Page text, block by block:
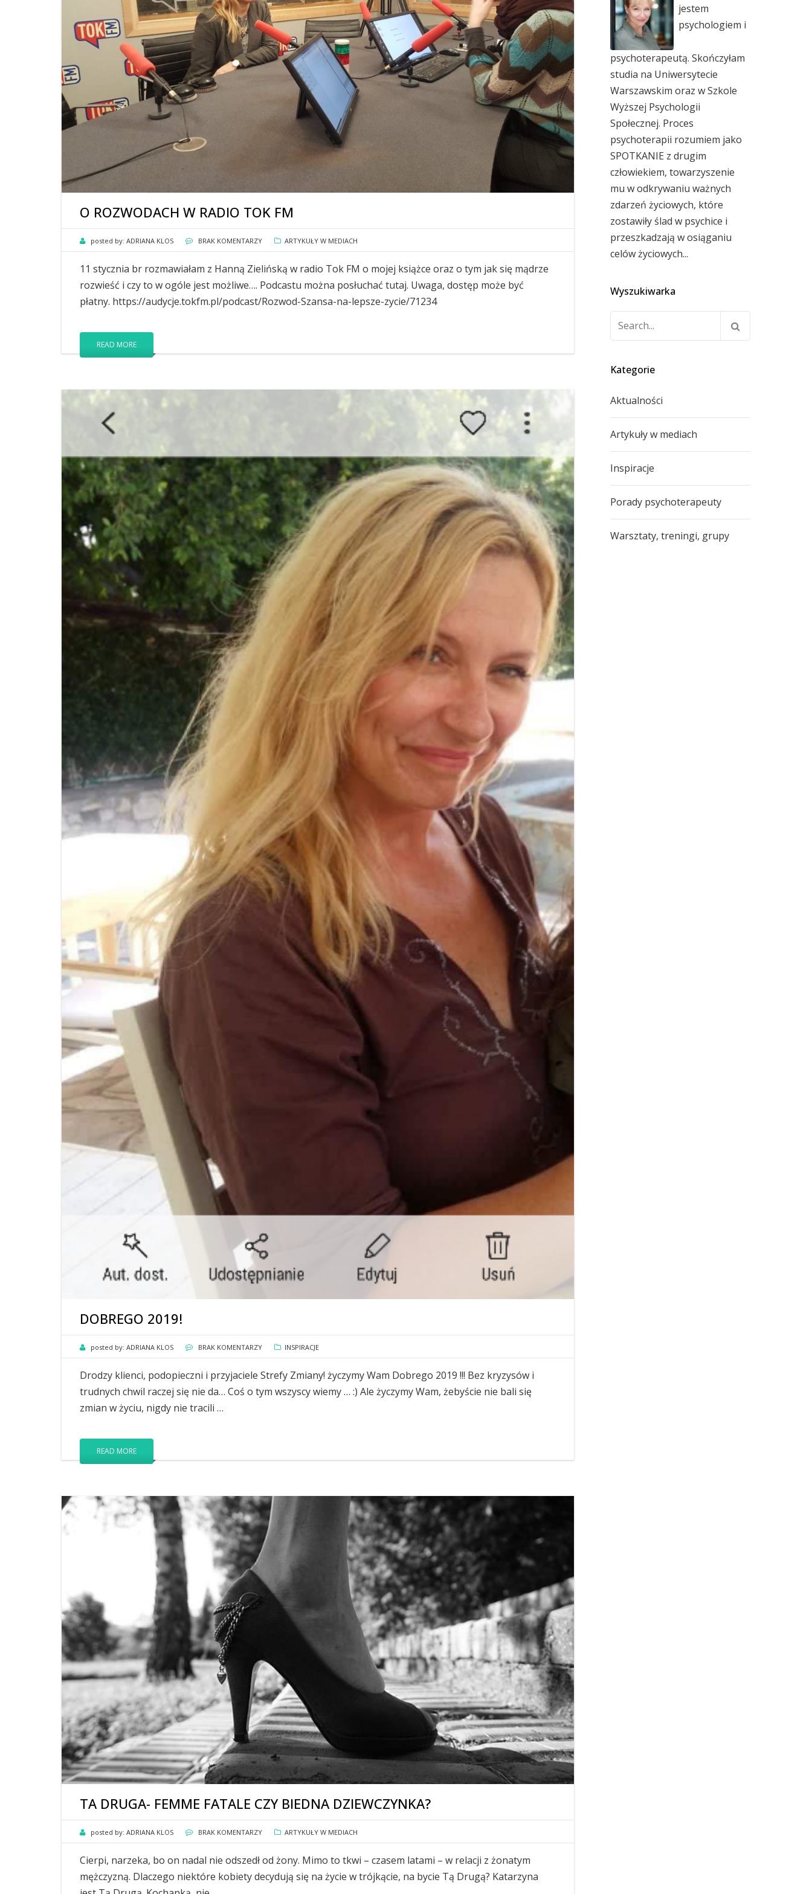
O ROZWODACH W RADIO TOK FM
posted by: ADRIANA KLOS BRAK KOMENTARZY ARTYKUŁY W MEDIACH
11 stycznia br rozmawiałam z Hanną Zielińską w radio Tok FM o mojej książce oraz o tym jak się mądrze
rozwieść i czy to w ogóle jest możliwe…. Podcastu można posłuchać tutaj. Uwaga, dostęp może być
płatny. https://audycje.tokfm.pl/podcast/Rozwod-Szansa-na-lepsze-zycie/71234
READ MORE
DOBREGO 2019!
posted by: ADRIANA KLOS BRAK KOMENTARZY INSPIRACJE
Drodzy klienci, podopieczni i przyjaciele Strefy Zmiany! życzymy Wam Dobrego 2019 !!! Bez kryzysów i
trudnych chwil raczej się nie da… Coś o tym wszyscy wiemy … :) Ale życzymy Wam, żebyście nie bali się
zmian w życiu, nigdy nie tracili …
READ MORE
TA DRUGA- FEMME FATALE CZY BIEDNA DZIEWCZYNKA?
posted by: ADRIANA KLOS BRAK KOMENTARZY ARTYKUŁY W MEDIACH
Cierpi, narzeka, bo on nadal nie odszedł od żony. Mimo to tkwi – czasem latami – w relacji z żonatym
mężczyzną. Dlaczego niektóre kobiety decydują się na życie w trójkącie, na bycie Tą Drugą? Katarzyna
jestem
psychologiem i
psychoterapeutą. Skończyłam
studia na Uniwersytecie
Warszawskim oraz w Szkole
Wyższej Psychologii
Społecznej. Proces
psychoterapii rozumiem jako
SPOTKANIE z drugim
człowiekiem, towarzyszenie
mu w odkrywaniu ważnych
zdarzeń życiowych, które
zostawiły ślad w psychice i
przeszkadzają w osiąganiu
celów życiowych...
Wyszukiwarka
Kategorie
Aktualności
Artykuły w mediach
Inspiracje
Porady psychoterapeuty
Warsztaty, treningi, grupy